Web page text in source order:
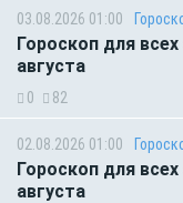
03.08.2026 01:00
Гороскоп для
августа
0 82
02.08.2026 01:00
Гороскоп для
августа